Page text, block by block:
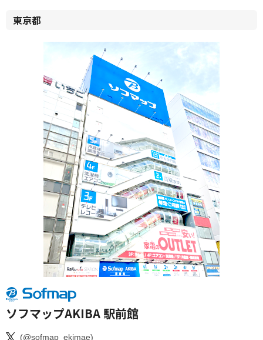
東京都
ソフマップAKIBA 駅前館
(@sofmap_ekimae)